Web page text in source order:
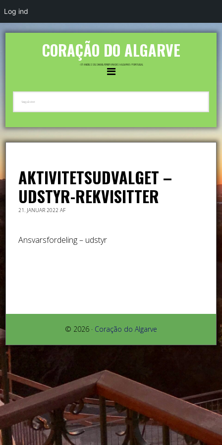
Log ind
CORAÇÃO DO ALGARVE
- ET ANDELSSELSKAB & FERIEPARADIS I ALGARVE / PORTUGAL
AKTIVITETSUDVALGET –
UDSTYR-REKVISITTER
21. JANUAR 2022 AF
Ansvarsfordeling – udstyr
© 2026 · Coração do Algarve